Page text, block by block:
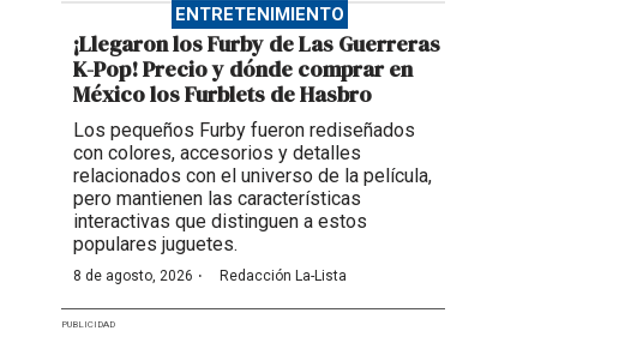
ENTRETENIMIENTO
¡Llegaron los Furby de Las Guerreras
K-Pop! Precio y dónde comprar en
México los Furblets de Hasbro
Los pequeños Furby fueron rediseñados
con colores, accesorios y detalles
relacionados con el universo de la película,
pero mantienen las características
interactivas que distinguen a estos
populares juguetes.
8 de agosto, 2026 · Redacción La-Lista
PUBLICIDAD